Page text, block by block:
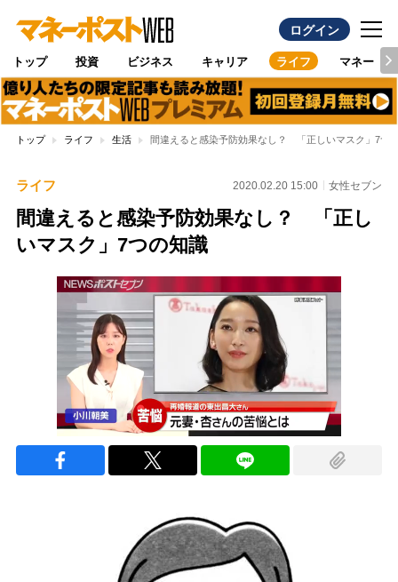
ログイン
トップ 投資 ビジネス キャリア ライフ マネー
トップ ライフ 生活 間違えると感染予防効果なし？ 「正しいマスク」7つ
ライフ 2020.02.20 15:00 女性セブン
間違えると感染予防効果なし？ 「正し
いマスク」7つの知識